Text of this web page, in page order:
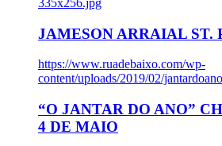
335x256.jpg
JAMESON ARRAIAL ST.
https://www.ruadebaixo.com/wp-
content/uploads/2019/02/
“O JANTAR DO ANO”
4 DE MAIO